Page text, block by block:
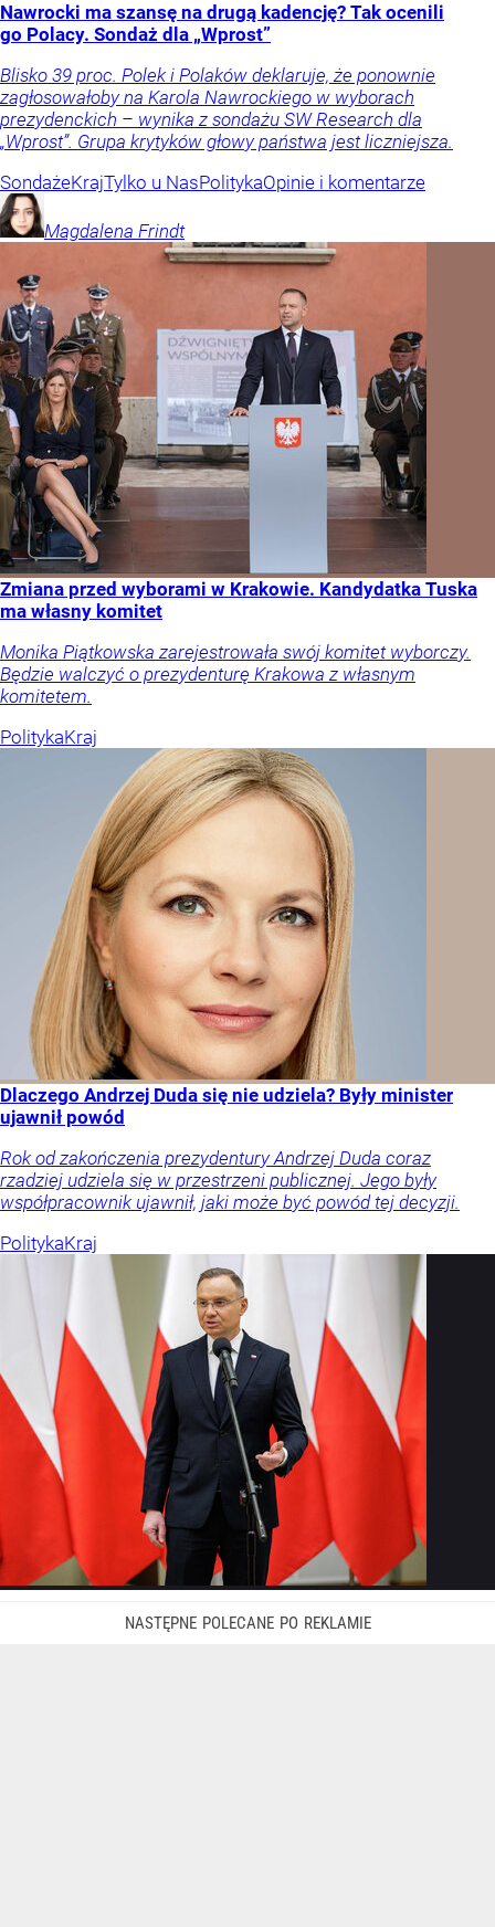
Nawrocki ma szansę na drugą kadencję? Tak ocenili
go Polacy. Sondaż dla „Wprost”
Blisko 39 proc. Polek i Polaków deklaruje, że ponownie
zagłosowałoby na Karola Nawrockiego w wyborach
prezydenckich – wynika z sondażu SW Research dla
„Wprost”. Grupa krytyków głowy państwa jest liczniejsza.
SondażeKrajTylko u NasPolitykaOpinie i komentarze
Magdalena Frindt
Zmiana przed wyborami w Krakowie. Kandydatka Tuska
ma własny komitet
Monika Piątkowska zarejestrowała swój komitet wyborczy.
Będzie walczyć o prezydenturę Krakowa z własnym
komitetem.
PolitykaKraj
Dlaczego Andrzej Duda się nie udziela? Były minister
ujawnił powód
Rok od zakończenia prezydentury Andrzej Duda coraz
rzadziej udziela się w przestrzeni publicznej. Jego były
współpracownik ujawnił, jaki może być powód tej decyzji.
PolitykaKraj